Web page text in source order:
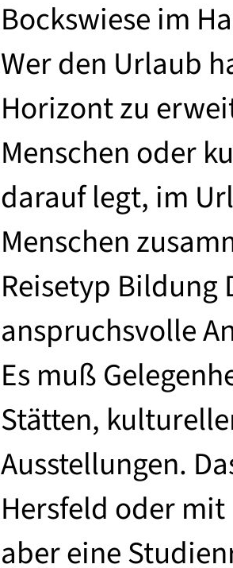
Bockswiese im
Wer den Urlaub
Horizont zu
Menschen oder
darauf legt, im
Menschen
Reisetyp
anspruchsvolle
Es muß
Stätten,
Ausstellungen.
Hersfeld oder
aber eine